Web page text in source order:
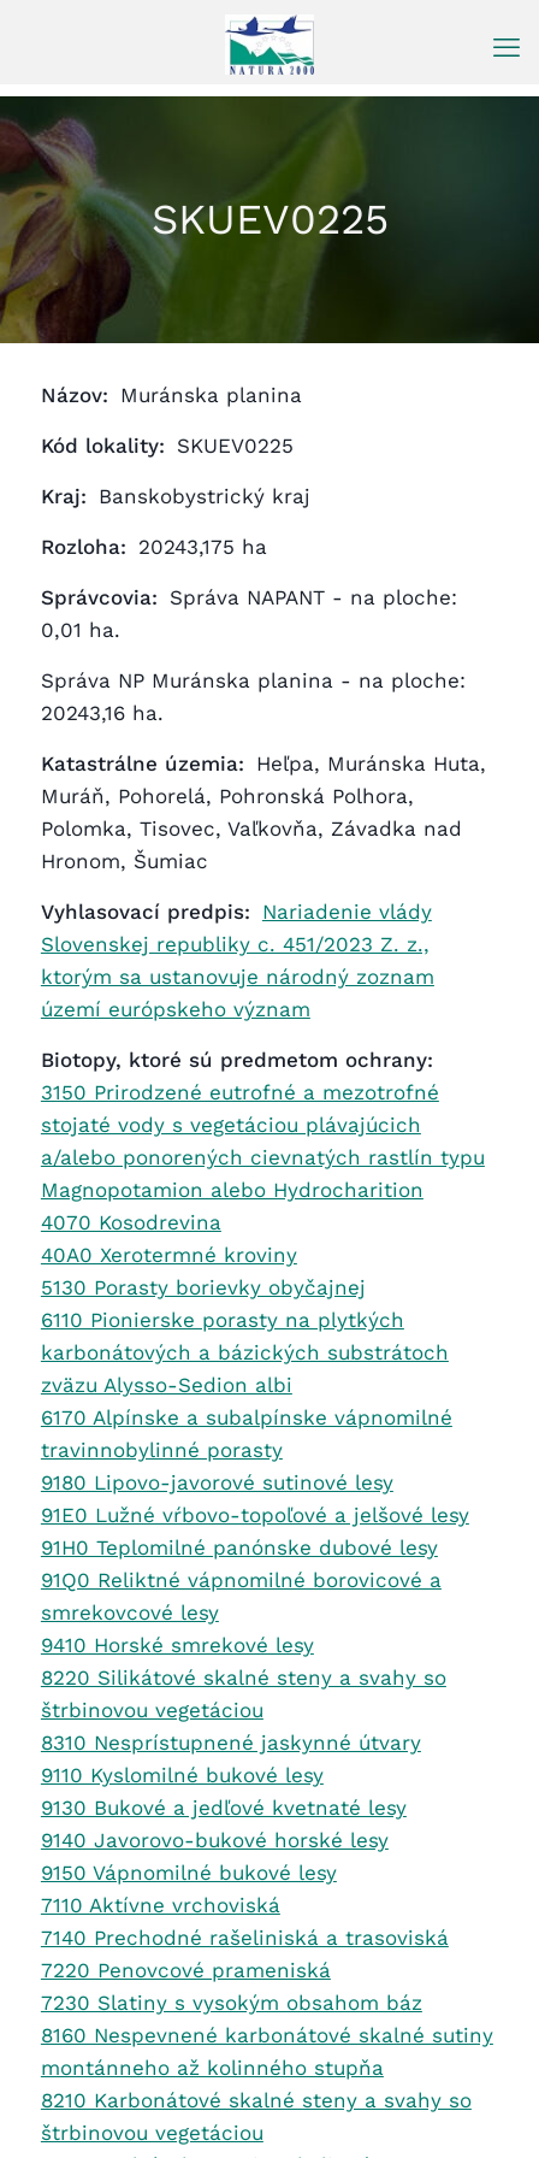
SKUEV0225
Názov: Muránska planina
Kód lokality: SKUEV0225
Kraj: Banskobystrický kraj
Rozloha: 20243,175 ha
Správcovia: Správa NAPANT - na ploche:
0,01 ha.
Správa NP Muránska planina - na ploche:
20243,16 ha.
Katastrálne územia: Heľpa, Muránska Huta,
Muráň, Pohorelá, Pohronská Polhora,
Polomka, Tisovec, Vaľkovňa, Závadka nad
Hronom, Šumiac
Vyhlasovací predpis: Nariadenie vlády
Slovenskej republiky c. 451/2023 Z. z.,
ktorým sa ustanovuje národný zoznam
území európskeho význam
Biotopy, ktoré sú predmetom ochrany:
3150 Prirodzené eutrofné a mezotrofné
stojaté vody s vegetáciou plávajúcich
a/alebo ponorených cievnatých rastlín typu
Magnopotamion alebo Hydrocharition
4070 Kosodrevina
40A0 Xerotermné kroviny
5130 Porasty borievky obyčajnej
6110 Pionierske porasty na plytkých
karbonátových a bázických substrátoch
zväzu Alysso-Sedion albi
6170 Alpínske a subalpínske vápnomilné
travinnobylinné porasty
9180 Lipovo-javorové sutinové lesy
91E0 Lužné vŕbovo-topoľové a jelšové lesy
91H0 Teplomilné panónske dubové lesy
91Q0 Reliktné vápnomilné borovicové a
smrekovcové lesy
9410 Horské smrekové lesy
8220 Silikátové skalné steny a svahy so
štrbinovou vegetáciou
8310 Nesprístupnené jaskynné útvary
9110 Kyslomilné bukové lesy
9130 Bukové a jedľové kvetnaté lesy
9140 Javorovo-bukové horské lesy
9150 Vápnomilné bukové lesy
7110 Aktívne vrchoviská
7140 Prechodné rašeliniská a trasoviská
7220 Penovcové prameniská
7230 Slatiny s vysokým obsahom báz
8160 Nespevnené karbonátové skalné sutiny
montánneho až kolinného stupňa
8210 Karbonátové skalné steny a svahy so
štrbinovou vegetáciou